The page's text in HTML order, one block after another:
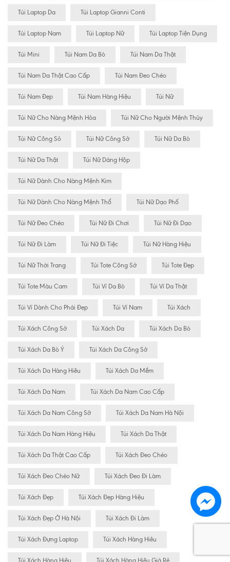
Túi Laptop Da Túi Laptop Gianni Conti
Túi Laptop Nam Túi Laptop Nữ Túi Laptop Tiện Dụng
Túi Mini Túi Nam Da Bò Túi Nam Da Thật
Túi Nam Da Thật Cao Cấp Túi Nam Đeo Chéo
Túi Nam Đẹp Túi Nam Hàng Hiệu Túi Nữ
Túi Nữ Cho Nàng Mệnh Hỏa Túi Nữ Cho Người Mệnh Thủy
Túi Nữ Công Sỏ Túi Nữ Công Sở Túi Nữ Da Bò
Túi Nữ Da Thật Túi Nữ Dáng Hộp
Túi Nữ Dành Cho Nàng Mệnh Kim
Túi Nữ Dành Cho Nàng Mệnh Thổ Túi Nữ Dạo Phố
Túi Nữ Đeo Chéo Túi Nữ Đi Chơi Túi Nữ Đi Dạo
Túi Nữ Đi Làm Túi Nữ Đi Tiệc Túi Nữ Hàng Hiệu
Túi Nữ Thời Trang Túi Tote Công Sở Túi Tote Đẹp
Túi Tote Màu Cam Túi Ví Da Bò Túi Ví Da Thật
Túi Ví Dành Cho Phái Đẹp Túi Ví Nam Túi Xách
Túi Xách Công Sở Túi Xách Da Túi Xách Da Bò
Túi Xách Da Bò Ý Túi Xách Da Công Sở
Túi Xách Da Hàng Hiêu Túi Xách Da Mềm
Túi Xách Da Nam Túi Xách Da Nam Cao Cấp
Túi Xách Da Nam Công Sở Túi Xách Da Nam Hà Nội
Túi Xách Da Nam Hàng Hiệu Túi Xách Da Thật
Túi Xách Da Thật Cao Cấp Túi Xách Đeo Chéo
Túi Xách Đeo Chéo Nữ Túi Xách Đeo Đi Làm
Túi Xách Đẹp Túi Xách Đẹp Hàng Hiệu
Túi Xách Đẹp Ở Hà Nội Túi Xách Đi Làm
Túi Xách Đựng Laptop Túi Xách Hàng Hiêu